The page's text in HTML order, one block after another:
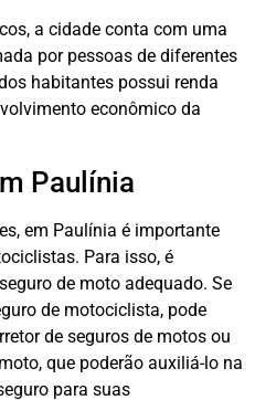
a cidade conta com uma
por pessoas de diferentes
habitantes possui renda
econômico da
Paulínia
em Paulínia é importante
Para isso, é
de moto adequado. Se
de motociclista, pode
de seguros de motos ou
que poderão auxiliá-lo na
para suas